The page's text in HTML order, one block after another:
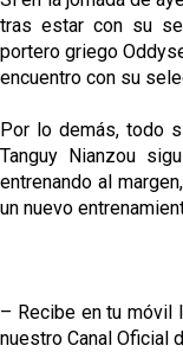
tras estar con su
portero griego
encuentro con su
Por lo demás, todo
Tanguy Nianzou
entrenando al
un nuevo
– Recibe en tu
nuestro Canal Oficial